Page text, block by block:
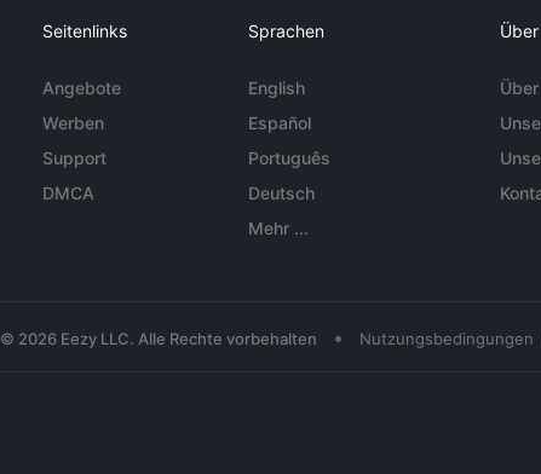
Seitenlinks
Angebote
Werben
Support
DMCA
Sprachen
English
Español
Português
Deutsch
Mehr ...
© 2026 Eezy LLC. Alle Rechte vorbehalten • Nutzungsbedingungen